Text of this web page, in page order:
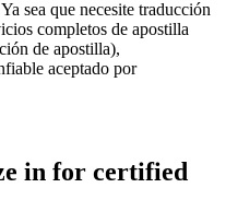
sea que necesite traducción
completos de apostilla
de apostilla),
aceptado por
in for certified